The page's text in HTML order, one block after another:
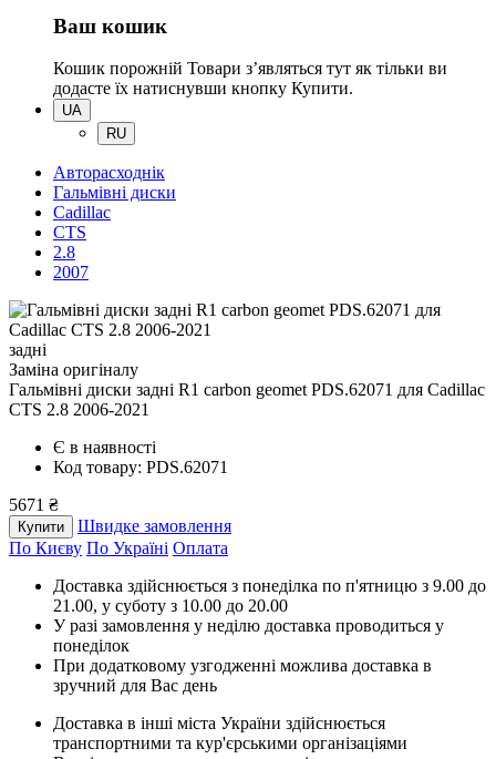
Ваш кошик
Кошик порожній Товари зʼявляться тут як тільки ви
додасте їх натиснувши кнопку Купити.
UA
RU
Авторасходнік
Гальмівні диски
Cadillac
CTS
2.8
2007
задні
Заміна оригіналу
Гальмівні диски задні R1 carbon geomet PDS.62071 для Cadillac
CTS 2.8 2006-2021
Є в наявності
Код товару: PDS.62071
5671 ₴
Купити
Швидке замовлення
По Києву По Україні Оплата
Доставка здійснюється з понеділка по п'ятницю з 9.00 до
21.00, у суботу з 10.00 до 20.00
У разі замовлення у неділю доставка проводиться у
понеділок
При додатковому узгодженні можлива доставка в
зручний для Вас день
Доставка в інші міста України здійснюється
транспортними та кур'єрськими організаціями